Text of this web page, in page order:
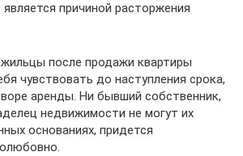
причиной расторжения
после продажи квартиры
чувствовать до наступления срока,
аренды. Ни бывший собственник,
недвижимости не могут их
основаниях, придется